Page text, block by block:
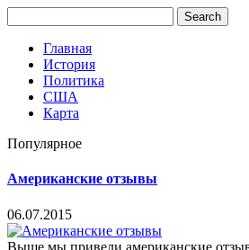
Главная
История
Политика
США
Карта
Популярное
Американские отзывы
06.07.2015
Выше мы привели американские